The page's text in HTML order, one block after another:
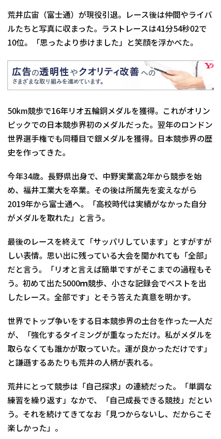
荒井広宙（富士通）が現役引退。レース後は仲間やライバ
ルたちと写真に収まった。ラストレースは41分54秒02で
10位。「思ったより歩けました」と笑顔を浮かべた。
50km競歩で16年リオ五輪銅メダルを獲得。これがオリン
ピックでの日本競歩界初のメダルだった。翌年のロンドン
世界選手権でも同種目で銀メダルを獲得。日本競歩界の歴
史を作ってきた。
今年34歳。長野県出身で、中野実業高2年から競歩を始
め、福井工業大を卒業。その後は所属先を変えながら
2019年から富士通へ。「高校時代は実績がなかった自分
がメダルを取れた」と言う。
最後のレースを終えて「サッパリしています」とすがすが
しい表情。思い出に残っている大会を聞かれても「全部」
だと言う。「リオと言えば簡単ですがそこまでの過程もそ
う。初めて出た5000ｍ競歩、小さな記録会でベストを出
したレース。全部です」とそう答えた真意を明かす。
世界でトップ争いをする日本競歩界の土台を作った一人だ
が、「強化するタイミングが重なっただけ。私がメダルを
取らなくても誰かが取っていた。運が良かっただけです」
と謙遜するあたりも荒井の人柄が表れる。
荒井にとって競歩は「自己探求」の連続だった。「単調な
練習を繰り返す」なかで、「自己成長できる競技」だとい
う。それを続けてきてなお「見つからないし、だからこそ
楽しかった」。